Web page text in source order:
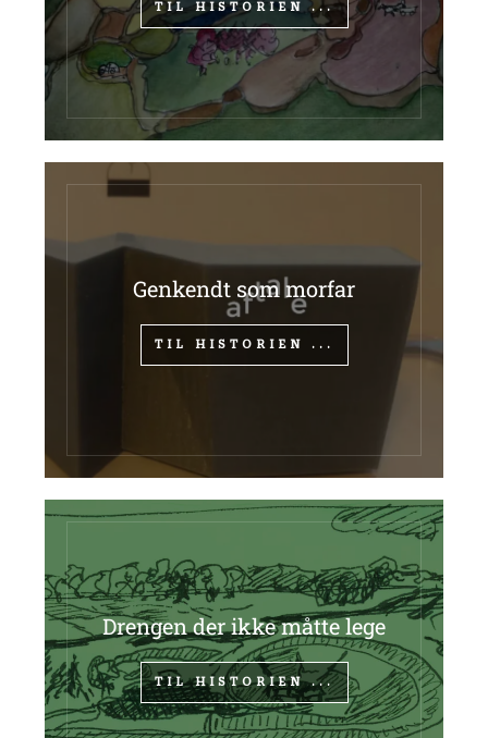
TIL HISTORIEN ...
Genkendt som morfar
TIL HISTORIEN ...
Drengen der ikke måtte lege
TIL HISTORIEN ...